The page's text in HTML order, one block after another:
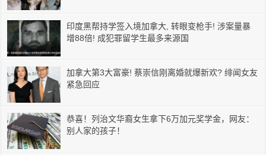
印度黑帮持学签入境加拿大, 转眼变枪手! 涉案量暴
增88倍! 成犯罪留学生最多来源国
加拿大第3大富豪! 蔡崇信刚离婚就爆新欢? 绯闻女友
紧急回应
恭喜！列治文华裔女生拿下6万加元奖学金，网友：
别人家的孩子！